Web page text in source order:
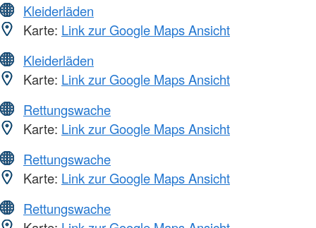
Kleiderläden
Karte: Link zur Google Maps Ansicht
Kleiderläden
Karte: Link zur Google Maps Ansicht
Rettungswache
Karte: Link zur Google Maps Ansicht
Rettungswache
Karte: Link zur Google Maps Ansicht
Rettungswache